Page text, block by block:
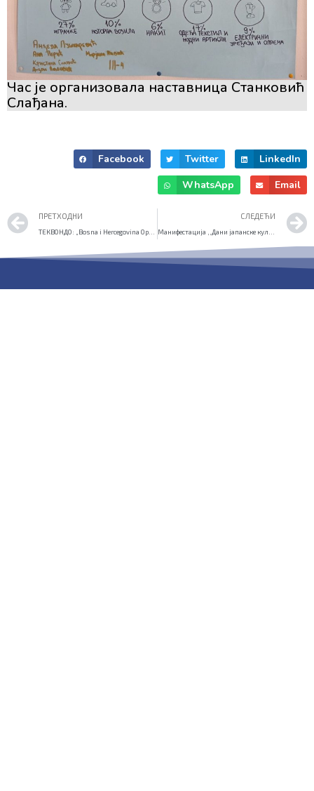
Час је организовала наставница Станковић
Слађана.
Facebook Twitter
LinkedIn
WhatsApp
Email
Prev
ПРЕТХОДНИ
ТЕКВОНДО: „Bosna i Hercegovina Open“ – Јовани медаља из Сарајева
СЛЕДЕЋИ
Манифестација ,,Дани јапанске културе у Лозници”